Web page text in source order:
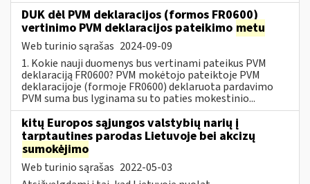
DUK dėl PVM deklaracijos (formos FR0600)
vertinimo PVM deklaracijos pateikimo metu
Web turinio sąrašas 2024-09-09
1. Kokie nauji duomenys bus vertinami pateikus PVM
deklaraciją FR0600? PVM mokėtojo pateiktoje PVM
deklaracijoje (formoje FR0600) deklaruota pardavimo
PVM suma bus lyginama su to paties mokestinio...
kitų Europos sąjungos valstybių narių į
tarptautines parodas Lietuvoje bei akcizų
sumokėjimo
Web turinio sąrašas 2022-05-03